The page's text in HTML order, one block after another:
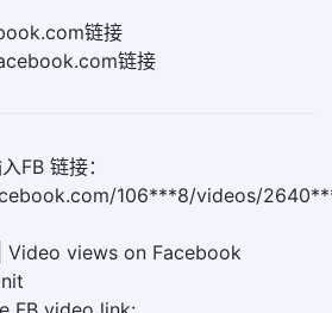
链接
链接
FB 链接：
106***8/videos/
views on Facebook